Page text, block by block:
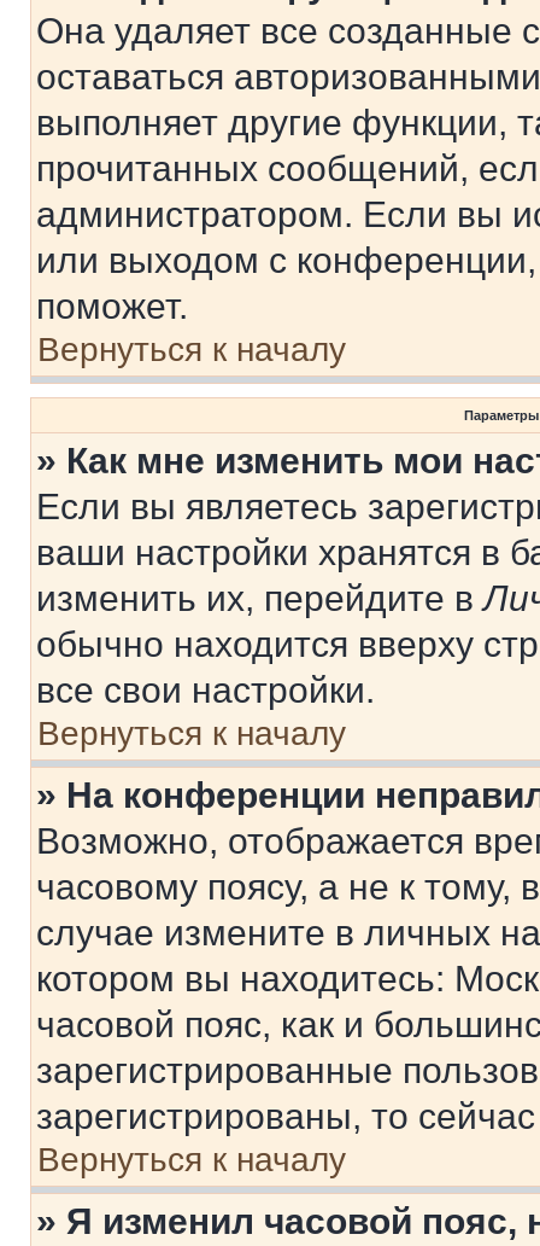
Она удаляет все созданные
оставаться
выполняет другие функции,
прочитанных сообщений,
администратором. Если вы
или выходом с
поможет.
Вернуться к началу
Параметры
» Как мне изменить мои
Если вы являетесь
ваши настройки хранятся в
изменить их, перейдите в
обычно находится вверху
все свои настройки.
Вернуться к началу
» На конференции
Возможно, отображается
часовому поясу, а не к тому,
случае измените в личных
котором вы находитесь:
часовой пояс, как и
зарегистрированные
зарегистрированы, то
Вернуться к началу
» Я изменил часовой пояс,